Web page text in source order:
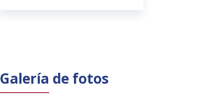
Galería de fotos